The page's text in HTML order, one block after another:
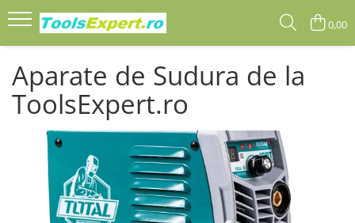
Produse
Total
0,00
Aparate de Sudura de la
ToolsExpert.ro